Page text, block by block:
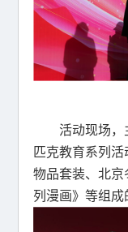
活动现场
匹克教育系列
物品套装、北
列漫画》等组成